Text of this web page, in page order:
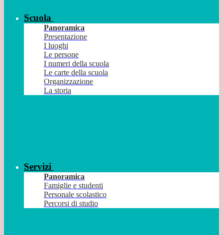
Scuola
Panoramica
Presentazione
I luoghi
Le persone
I numeri della scuola
Le carte della scuola
Organizzazione
La storia
Servizi
Panoramica
Famiglie e studenti
Personale scolastico
Percorsi di studio